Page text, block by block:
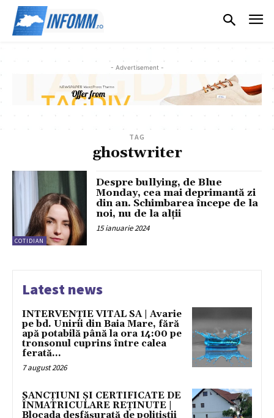
- Advertisement -
TAG
ghostwriter
COTIDIAN
Despre bullying, de Blue
Monday, cea mai deprimantă zi
din an. Schimbarea începe de la
noi, nu de la alții
15 ianuarie 2024
Latest news
INTERVENȚIE VITAL SA | Avarie
pe bd. Unirii din Baia Mare, fără
apă potabilă până la ora 14:00 pe
tronsonul cuprins între calea
ferată...
7 august 2026
SANCȚIUNI ȘI CERTIFICATE DE
ÎNMATRICULARE REȚINUTE |
Blocada desfășurată de polițiștii